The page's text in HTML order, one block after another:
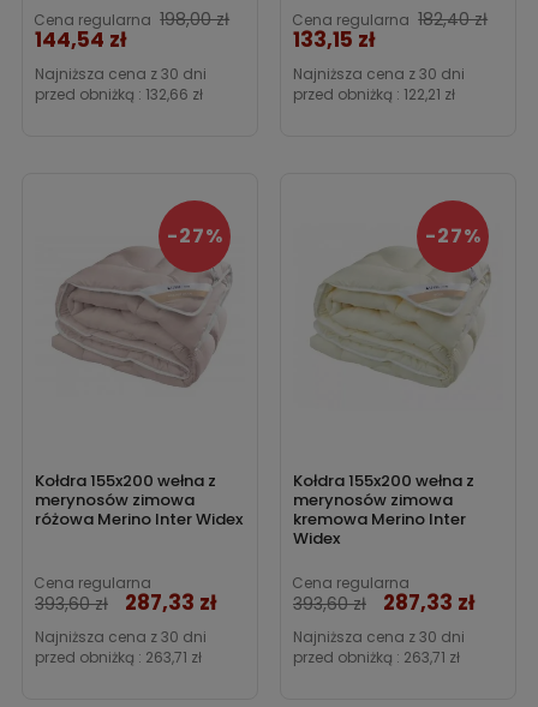
Cena regularna 198,00 zł
Cena
144,54 zł
Najniższa cena z 30 dni
przed obniżką : 132,66 zł
Cena regularna 182,40 zł
Cena
133,15 zł
Najniższa cena z 30 dni
przed obniżką : 122,21 zł
Kołdra 155x200 wełna z
merynosów zimowa
różowa Merino Inter Widex
Cena regularna
393,60 zł
-27%
Cena
287,33 zł
Najniższa cena z 30 dni
przed obniżką : 263,71 zł
Kołdra 155x200 wełna z
merynosów zimowa
kremowa Merino Inter
Widex
Cena regularna
393,60 zł
-27%
Cena
287,33 zł
Najniższa cena z 30 dni
przed obniżką : 263,71 zł